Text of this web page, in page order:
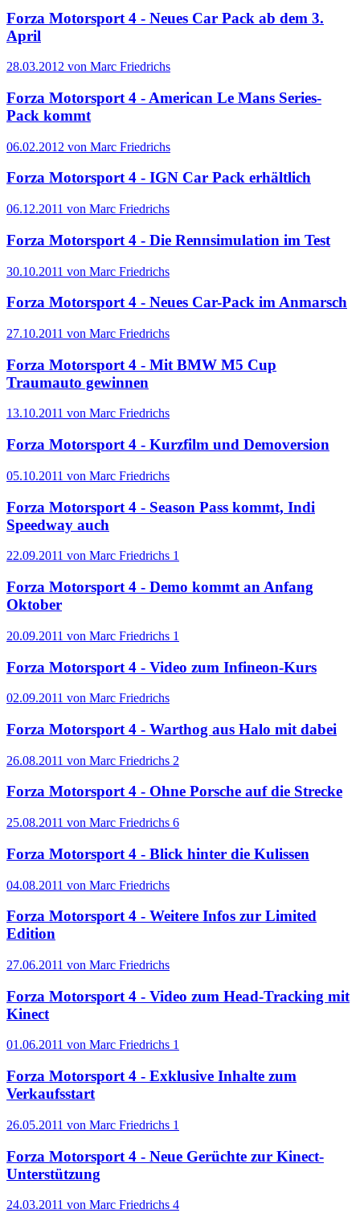
Forza Motorsport 4 - Neues Car Pack ab dem 3.
April
28.03.2012 von Marc Friedrichs
Forza Motorsport 4 - American Le Mans Series-
Pack kommt
06.02.2012 von Marc Friedrichs
Forza Motorsport 4 - IGN Car Pack erhältlich
06.12.2011 von Marc Friedrichs
Forza Motorsport 4 - Die Rennsimulation im Test
30.10.2011 von Marc Friedrichs
Forza Motorsport 4 - Neues Car-Pack im Anmarsch
27.10.2011 von Marc Friedrichs
Forza Motorsport 4 - Mit BMW M5 Cup
Traumauto gewinnen
13.10.2011 von Marc Friedrichs
Forza Motorsport 4 - Kurzfilm und Demoversion
05.10.2011 von Marc Friedrichs
Forza Motorsport 4 - Season Pass kommt, Indi
Speedway auch
22.09.2011 von Marc Friedrichs 1
Forza Motorsport 4 - Demo kommt an Anfang
Oktober
20.09.2011 von Marc Friedrichs 1
Forza Motorsport 4 - Video zum Infineon-Kurs
02.09.2011 von Marc Friedrichs
Forza Motorsport 4 - Warthog aus Halo mit dabei
26.08.2011 von Marc Friedrichs 2
Forza Motorsport 4 - Ohne Porsche auf die Strecke
25.08.2011 von Marc Friedrichs 6
Forza Motorsport 4 - Blick hinter die Kulissen
04.08.2011 von Marc Friedrichs
Forza Motorsport 4 - Weitere Infos zur Limited
Edition
27.06.2011 von Marc Friedrichs
Forza Motorsport 4 - Video zum Head-Tracking mit
Kinect
01.06.2011 von Marc Friedrichs 1
Forza Motorsport 4 - Exklusive Inhalte zum
Verkaufsstart
26.05.2011 von Marc Friedrichs 1
Forza Motorsport 4 - Neue Gerüchte zur Kinect-
Unterstützung
24.03.2011 von Marc Friedrichs 4